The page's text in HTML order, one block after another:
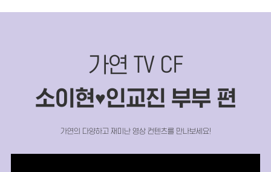
가연 TV CF
소이현♥인교진 부부 편
가연의 다양하고 재미난 영상 컨텐츠를 만나보세요!